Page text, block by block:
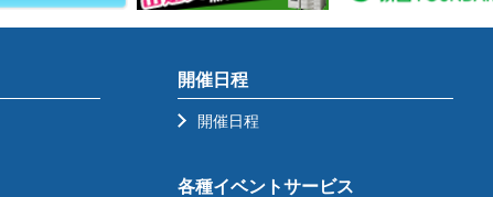
開催日程
開催日程
各種イベントサービス